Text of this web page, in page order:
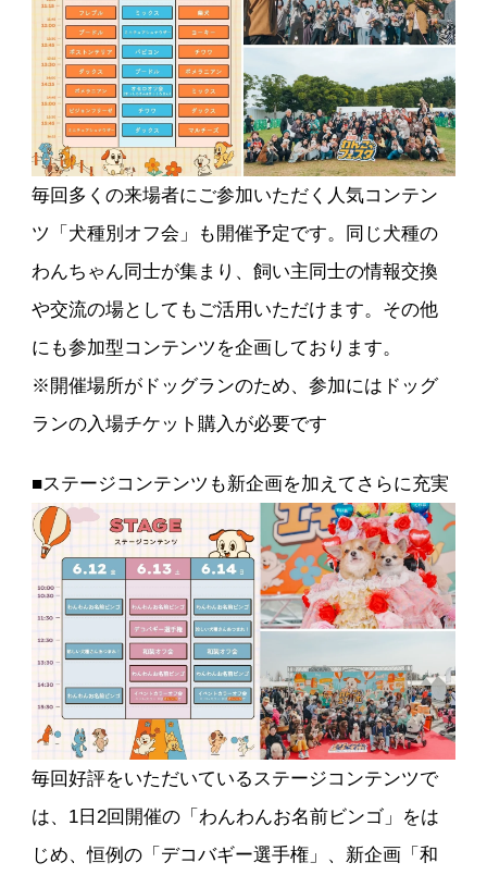
毎回多くの来場者にご参加いただく人気コンテン
ツ「犬種別オフ会」も開催予定です。同じ犬種の
わんちゃん同士が集まり、飼い主同士の情報交換
や交流の場としてもご活用いただけます。その他
にも参加型コンテンツを企画しております。
※開催場所がドッグランのため、参加にはドッグ
ランの入場チケット購入が必要です
■ステージコンテンツも新企画を加えてさらに充実
毎回好評をいただいているステージコンテンツで
は、1日2回開催の「わんわんお名前ビンゴ」をは
じめ、恒例の「デコバギー選手権」、新企画「和